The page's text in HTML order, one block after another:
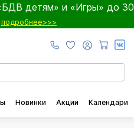
детям» и «Игры» до 30
подробнее>>>
Новинки Акции Календари